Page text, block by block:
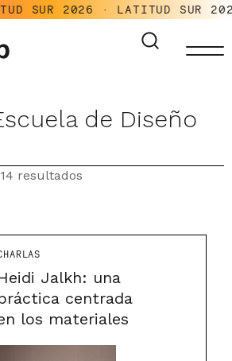
SUR 2026 · LATITUD SUR
de Diseño
resultados
Jalkh: una
centrada
los materiales